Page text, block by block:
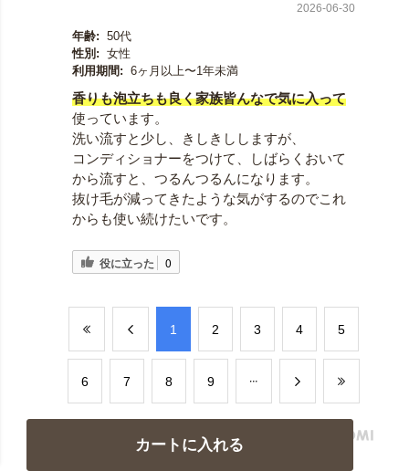
カートに入れる
2026-06-30
年齢: 50代
性別: 女性
利用期間: 6ヶ月以上〜1年未満
香りも泡立ちも良く家族皆んなで気に入って
使っています。
洗い流すと少し、きしきししますが、
コンディショナーをつけて、しばらくおいて
から流すと、つるんつるんになります。
抜け毛が減ってきたような気がするのでこれ
からも使い続けたいです。
役に立った 0
​1 ​2 ​3 ​4 ​5
​6 ​7 ​8 ​9